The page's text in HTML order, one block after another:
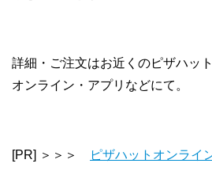
詳細・ご注文はお近くのピザハッ
オンライン・アプリなどにて。
[PR] ＞＞＞ ピザハットオンライ